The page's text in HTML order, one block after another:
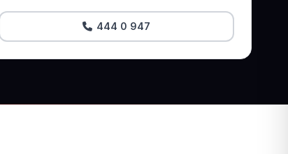
444 0 947